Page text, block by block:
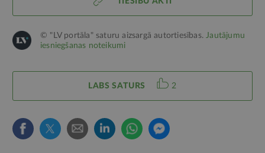
© "LV portāla" saturu aizsargā autortiesības.Jautājumu
iesniegšanas noteikumi
LABS SATURS 2